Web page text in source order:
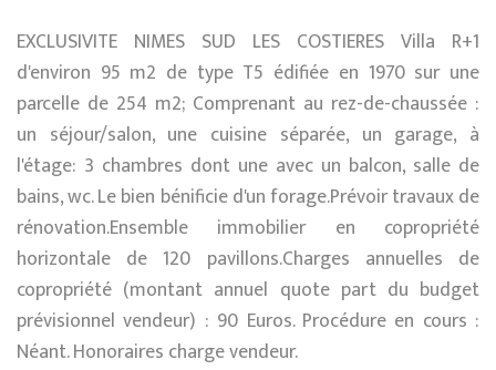
EXCLUSIVITE NIMES SUD LES COSTIERES Villa R+1
d'environ 95 m2 de type T5 édifiée en 1970 sur une
parcelle de 254 m2; Comprenant au rez-de-chaussée :
un séjour/salon, une cuisine séparée, un garage, à
l'étage: 3 chambres dont une avec un balcon, salle de
bains, wc. Le bien bénificie d'un forage.Prévoir travaux de
rénovation.Ensemble immobilier en copropriété
horizontale de 120 pavillons.Charges annuelles de
copropriété (montant annuel quote part du budget
prévisionnel vendeur) : 90 Euros. Procédure en cours :
Néant. Honoraires charge vendeur.